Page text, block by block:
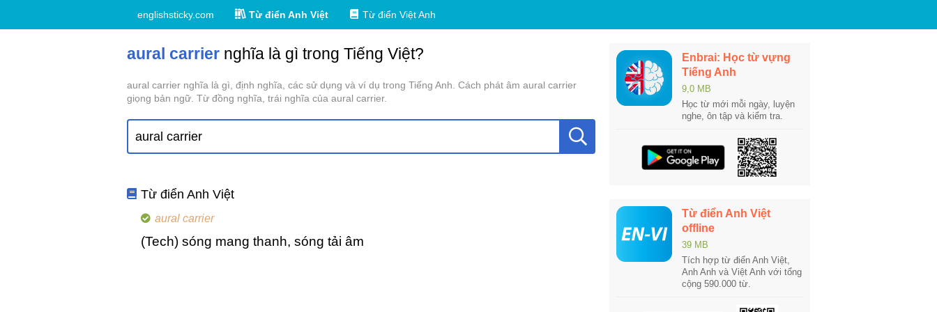
englishsticky.com Từ điển Anh Việt Từ điển Việt Anh
aural carrier nghĩa là gì trong Tiếng Việt?
aural carrier nghĩa là gì, định nghĩa, các sử dụng và ví dụ trong Tiếng Anh. Cách phát âm aural carrier
giọng bản ngữ. Từ đồng nghĩa, trái nghĩa của aural carrier.
Từ điển Anh Việt
aural carrier
(Tech) sóng mang thanh, sóng tải âm
Enbrai: Học từ vựng
Tiếng Anh
9,0 MB
Học từ mới mỗi ngày, luyện
nghe, ôn tập và kiểm tra.
Từ điển Anh Việt
offline
39 MB
Tích hợp từ điển Anh Việt,
Anh Anh và Việt Anh với tổng
cộng 590.000 từ.